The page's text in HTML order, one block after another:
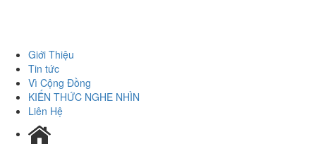
Giới Thiệu
Tin tức
Vì Cộng Đồng
KIẾN THỨC NGHE NHÌN
Liên Hệ